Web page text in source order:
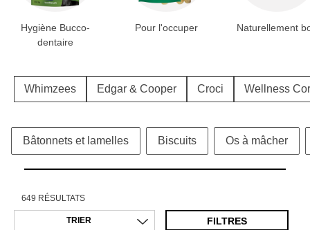
Hygiène Bucco-
dentaire
Pour l'occuper Naturellement
Whimzees Edgar & Cooper Croci Wellness
Bâtonnets et lamelles Biscuits Os à mâcher
649 RÉSULTATS
FILTRES